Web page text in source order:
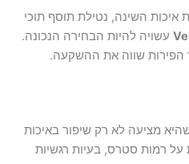
איכות השינה, נטילת תוסף תוכי
עשויה להיות הבחירה הנכונה.
הפירות שווה את ההשקעה.
מציעה לא רק שיפור באיכות
רמות סטרס, בעיות רגשיות